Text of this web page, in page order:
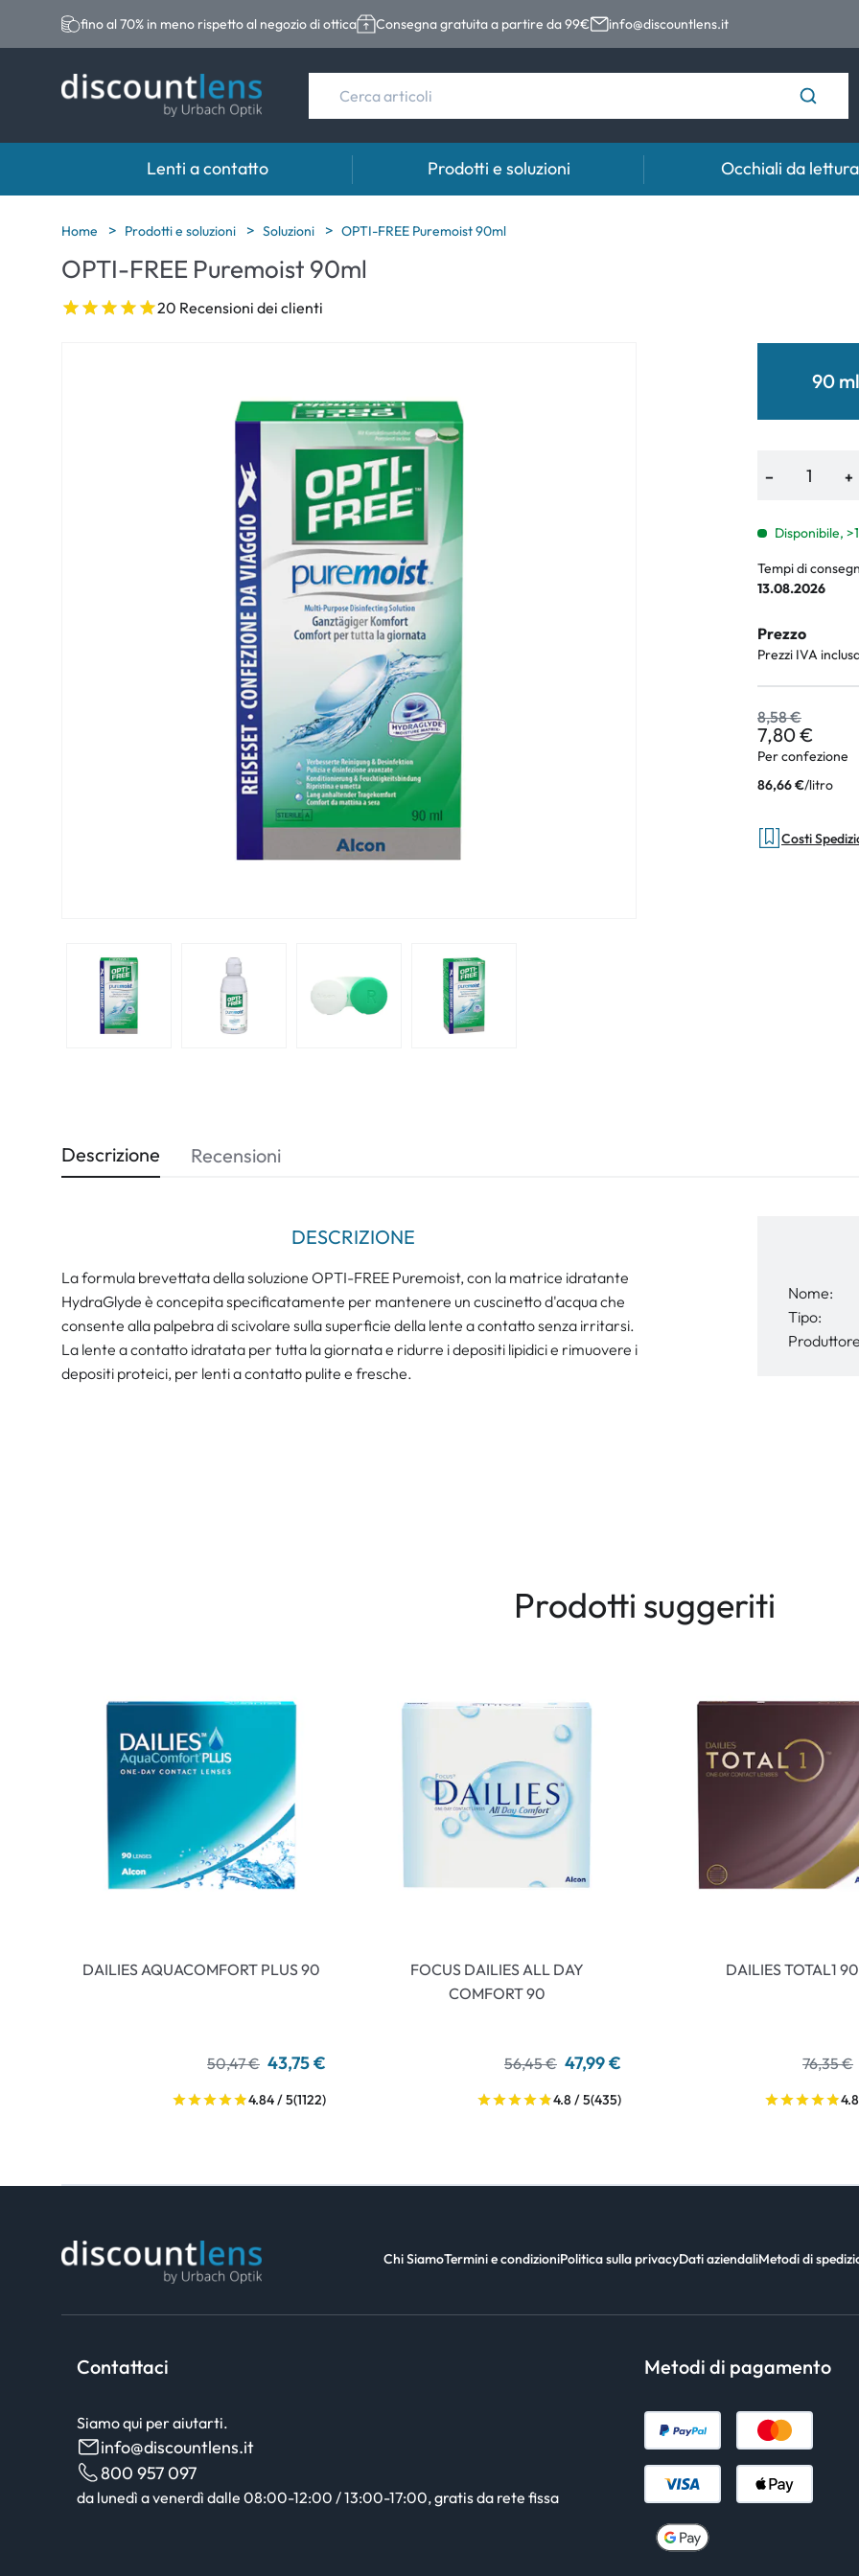
fino al 70% in meno rispetto al negozio di ottica Consegna gratuita a partire da 99€ info@discountlens.it
Lenti a contatto
Marche
Acuvue
Biotrue
Categoria
Lenti sferiche
Lenti toriche
Prodotti e soluzioni
Marche
Opti-Free
ReNu
Futuro
Ever Clean Plus
Altre marche
% SALDI %
Occhiali da lettura
Home Prodotti e soluzioni Soluzioni OPTI-FREE Puremoist 90ml
OPTI-FREE Puremoist 90ml
20 Recensioni dei clienti
90 ml
− +
Disponibile,
Tempi di
13.08.2026
Prezzo
Prezzi IVA
8,58 €
7,80 €
Per confezione
86,66 €/litro
Costi
Descrizione
DESCRIZIONE
La formula brevettata della soluzione OPTI-FREE Puremoist, con la matrice idratante
HydraGlyde è concepita specificatamente per mantenere un cuscinetto d'acqua che
consente alla palpebra di scivolare sulla superficie della lente a contatto senza irritarsi.
La lente a contatto idratata per tutta la giornata e ridurre i depositi lipidici e rimuovere i
depositi proteici, per lenti a contatto pulite e fresche.
Nome:
Tipo:
Recensioni
Prodotti suggeriti
DAILIES AQUACOMFORT PLUS 90
50,47 € 43,75 €
4.84 / 5(1122)
FOCUS DAILIES ALL DAY
COMFORT 90
56,45 € 47,99 €
4.8 / 5(435)
DAILIES TOTAL1 90
76,35 €
Chi SiamoTermini e condizioniPolitica sulla privacyDati aziendaliMetodi di
Contattaci
Siamo qui per aiutarti.
info@discountlens.it
800 957 097
da lunedì a venerdì dalle 08:00-12:00 / 13:00-17:00, gratis da rete fissa
Metodi di pagamento